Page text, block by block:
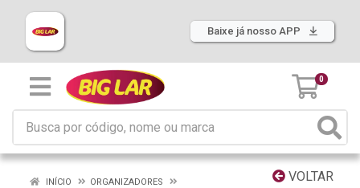
Baixe já nosso APP
0
VOLTAR
INÍCIO
ORGANIZADORES